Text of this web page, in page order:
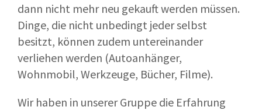
dann nicht mehr neu gekauft werden müssen.
Dinge, die nicht unbedingt jeder selbst
besitzt, können zudem untereinander
verliehen werden (Autoanhänger,
Wohnmobil, Werkzeuge, Bücher, Filme).
Wir haben in unserer Gruppe die Erfahrung